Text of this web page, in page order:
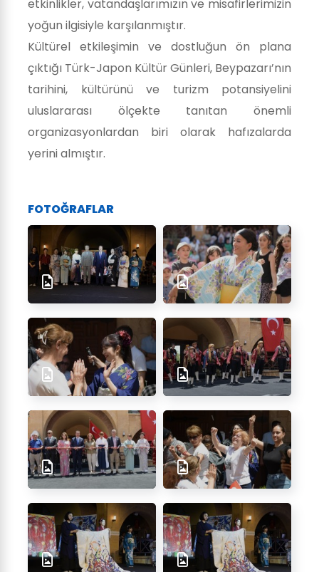
etkinlikler, vatandaşlarımızın ve misafirlerimizin
yoğun ilgisiyle karşılanmıştır.
Kültürel etkileşimin ve dostluğun ön plana
çıktığı Türk-Japon Kültür Günleri, Beypazarı’nın
tarihini, kültürünü ve turizm potansiyelini
uluslararası ölçekte tanıtan önemli
organizasyonlardan biri olarak hafızalarda
yerini almıştır.
FOTOĞRAFLAR